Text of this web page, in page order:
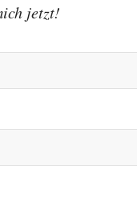
jetzt!